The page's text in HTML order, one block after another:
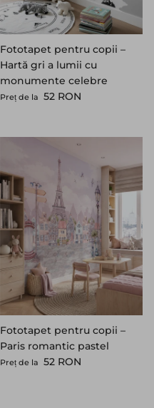
Fototapet pentru copii –
Hartă gri a lumii cu
monumente celebre
Preț standard
Preț de la 52 RON
Fototapet pentru copii –
Paris romantic pastel
Preț standard
Preț de la 52 RON